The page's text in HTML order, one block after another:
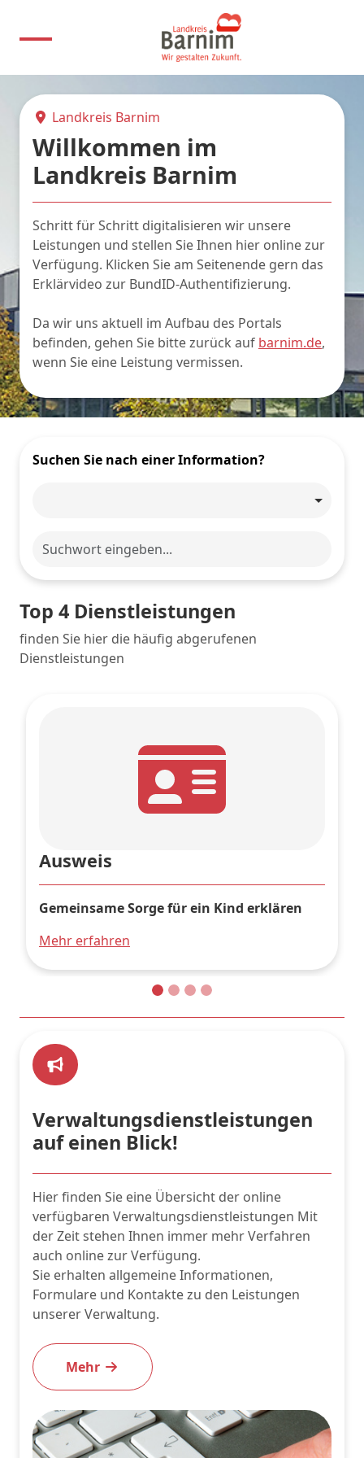
Landkreis Barnim
Willkommen im
Landkreis Barnim
Schritt für Schritt digitalisieren wir unsere
Leistungen und stellen Sie Ihnen hier online zur
Verfügung. Klicken Sie am Seitenende gern das
Erklärvideo zur BundID-Authentifizierung.
Da wir uns aktuell im Aufbau des Portals
befinden, gehen Sie bitte zurück auf barnim.de,
wenn Sie eine Leistung vermissen.
Suchen Sie nach einer Information?
Top 4 Dienstleistungen
finden Sie hier die häufig abgerufenen
Dienstleistungen
Ausweis
Gemeinsame Sorge für ein Kind erklären
Mehr erfahren
Verwaltungsdienstleistungen
auf einen Blick!
Hier finden Sie eine Übersicht der online
verfügbaren Verwaltungsdienstleistungen Mit
der Zeit stehen Ihnen immer mehr Verfahren
auch online zur Verfügung.
Sie erhalten allgemeine Informationen,
Formulare und Kontakte zu den Leistungen
unserer Verwaltung.
Mehr